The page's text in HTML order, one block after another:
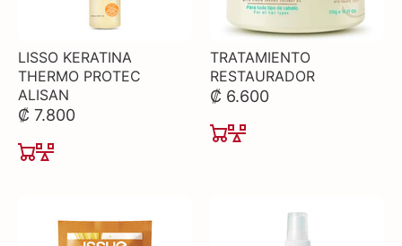
LISSO KERATINA
THERMO PROTEC
ALISAN
₡ 7.800
TRATAMIENTO
RESTAURADOR
₡ 6.600